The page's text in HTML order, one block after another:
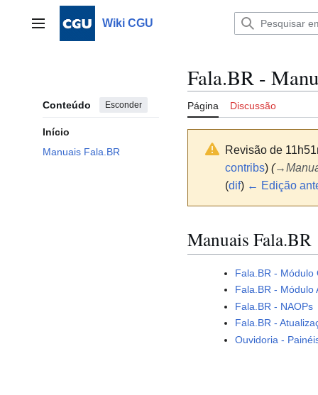
Menu principalWiki CGU
Conteúdo Esconder
Início
Manuais Fala.BR
Fala.BR -
Página Discussão
Revisão de
contribs) (→
(dif) ← Edição
Manuais Fala.BR
Fala.BR - Módulo
Fala.BR - Módulo
Fala.BR - NAOPs
Fala.BR -
Ouvidoria -